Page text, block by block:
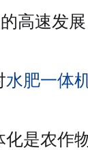
高速发
水肥一体
是农作